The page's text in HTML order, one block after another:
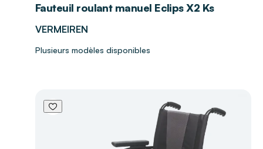
Fauteuil roulant manuel Eclips X2 Ks
VERMEIREN
Plusieurs modèles disponibles